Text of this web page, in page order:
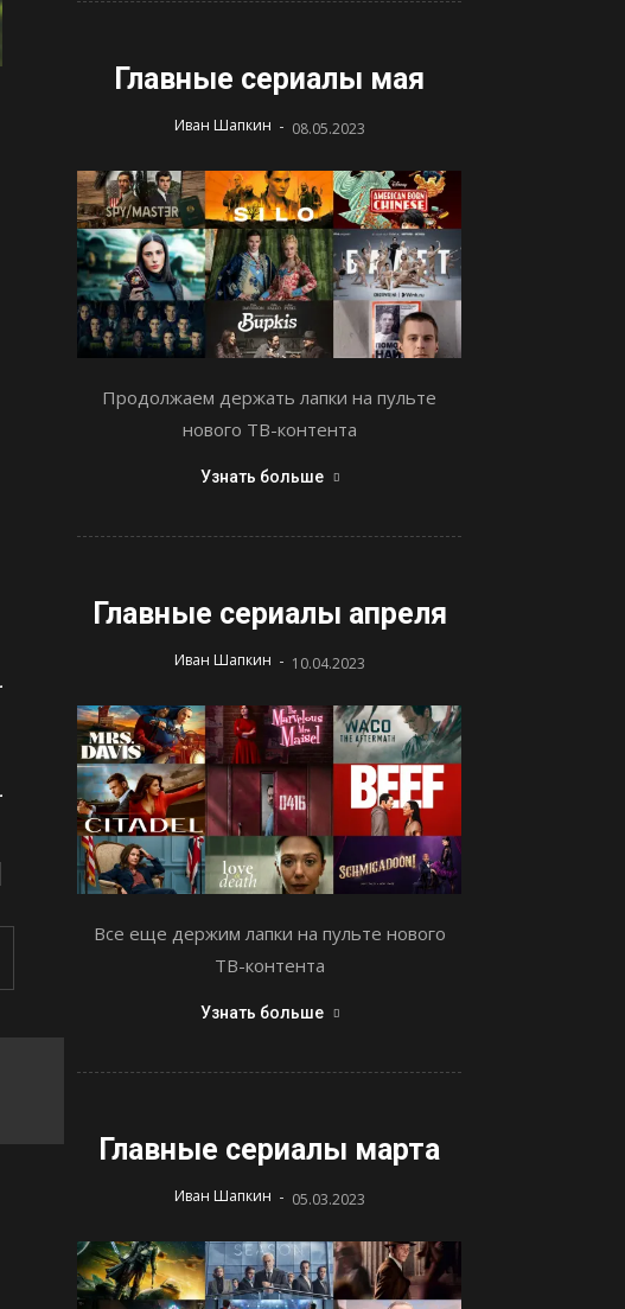
Главные сериалы мая
Иван Шапкин - 08.05.2023
Продолжаем держать лапки на пульте
нового ТВ-контента
Узнать больше
Главные сериалы апреля
Иван Шапкин - 10.04.2023
Все еще держим лапки на пульте нового
ТВ-контента
Узнать больше
Главные сериалы марта
Иван Шапкин - 05.03.2023